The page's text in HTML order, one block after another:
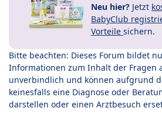
Neu hier? Jetzt
BabyClub
Vorteile sichern.
Bitte beachten: Dieses Forum bildet
Informationen zum Inhalt der Fragen
unverbindlich und können aufgrund
keinesfalls eine Diagnose oder
darstellen oder einen Arztbesuch